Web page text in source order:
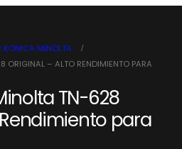
KONICA MINOLTA
ORIGINAL – ALTO RENDIMIENTO PARA
TN-628
para